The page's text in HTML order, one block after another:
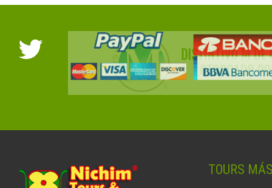
TOURS